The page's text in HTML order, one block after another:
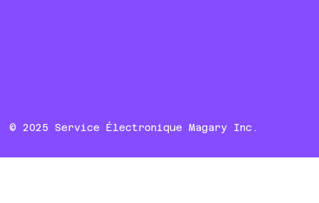
© 2025 Service Électronique Magary Inc.